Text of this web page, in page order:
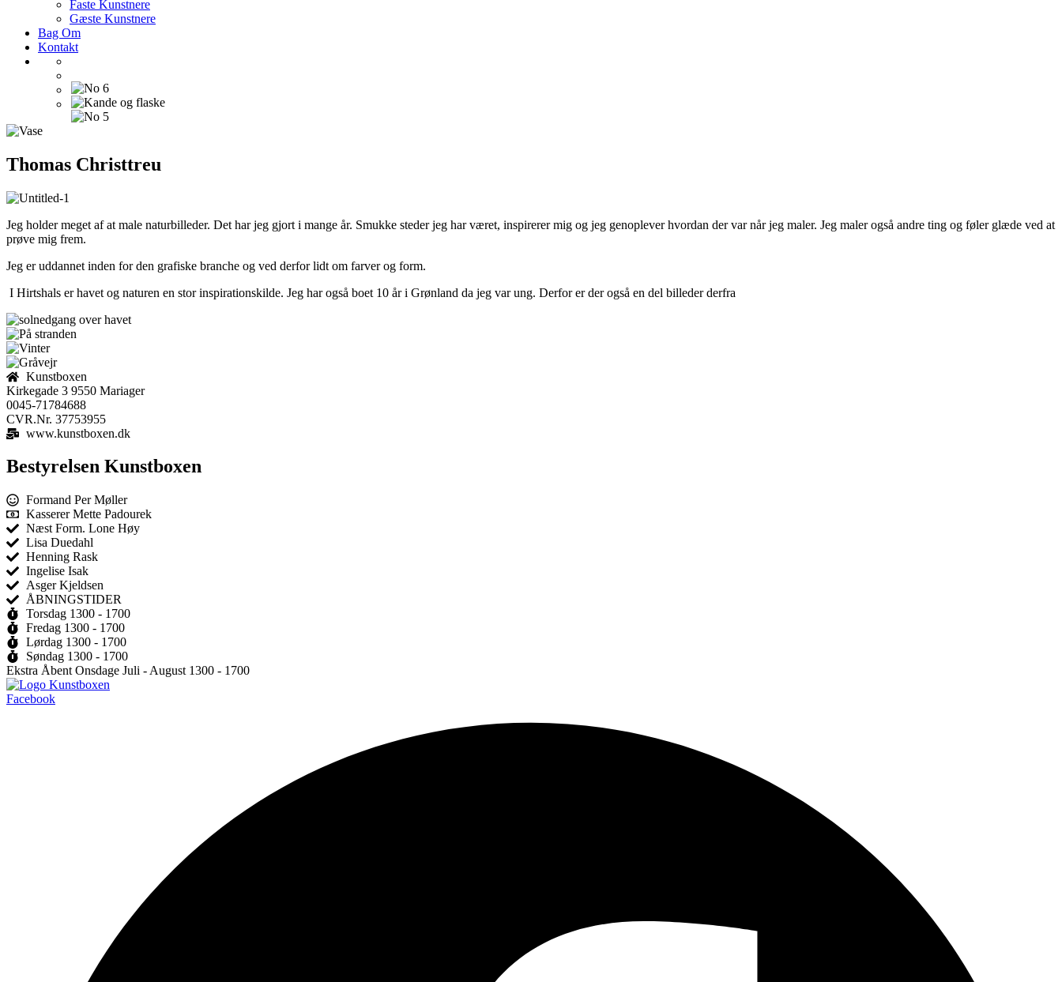
Faste Kunstnere
Gæste Kunstnere
Bag Om
Kontakt
Thomas Christtreu
Jeg holder meget af at male naturbilleder. Det har jeg gjort i mange år. Smukke steder jeg har været, inspirerer mig og jeg genoplever hvordan der var når jeg maler. Jeg maler også andre ting og føler glæde ved at
prøve mig frem.
Jeg er uddannet inden for den grafiske branche og ved derfor lidt om farver og form.
I Hirtshals er havet og naturen en stor inspirationskilde. Jeg har også boet 10 år i Grønland da jeg var ung. Derfor er der også en del billeder derfra
Kunstboxen
Kirkegade 3 9550 Mariager
0045-71784688
CVR.Nr. 37753955
www.kunstboxen.dk
Bestyrelsen Kunstboxen
Formand Per Møller
Kasserer Mette Padourek
Næst Form. Lone Høy
Lisa Duedahl
Henning Rask
Ingelise Isak
Asger Kjeldsen
ÅBNINGSTIDER
Torsdag 1300 - 1700
Fredag 1300 - 1700
Lørdag 1300 - 1700
Søndag 1300 - 1700
Ekstra Åbent Onsdage Juli - August 1300 - 1700
Facebook